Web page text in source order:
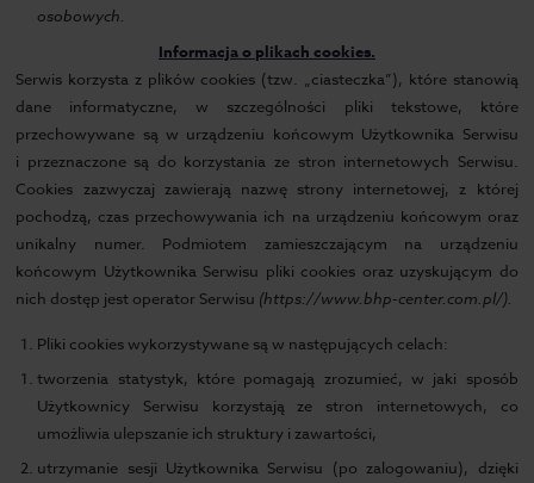
osobowych.
Informacja o plikach cookies.
Serwis korzysta z plików cookies (tzw. „ciasteczka”), które stanowią
dane informatyczne, w szczególności pliki tekstowe, które
przechowywane są w urządzeniu końcowym Użytkownika Serwisu
i przeznaczone są do korzystania ze stron internetowych Serwisu.
Cookies zazwyczaj zawierają nazwę strony internetowej, z której
pochodzą, czas przechowywania ich na urządzeniu końcowym oraz
unikalny numer. Podmiotem zamieszczającym na urządzeniu
końcowym Użytkownika Serwisu pliki cookies oraz uzyskującym do
nich dostęp jest operator Serwisu (https://www.bhp-center.com.pl/).
Pliki cookies wykorzystywane są w następujących celach:
tworzenia statystyk, które pomagają zrozumieć, w jaki sposób
Użytkownicy Serwisu korzystają ze stron internetowych, co
umożliwia ulepszanie ich struktury i zawartości,
utrzymanie sesji Użytkownika Serwisu (po zalogowaniu), dzięki